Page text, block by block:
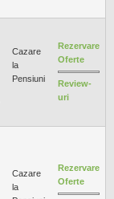
Cazare
la
Pensiuni
Rezervare
Oferte
Review-
uri
Cazare
la
Rezervare
Oferte